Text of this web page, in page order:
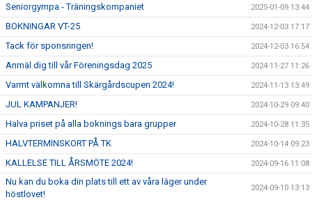
Seniorgympa - Träningskompaniet 2025-01-09 13:44
BOKNINGAR VT-25 2024-12-03 17:17
Tack för sponsringen! 2024-12-03 16:54
Anmäl dig till vår Föreningsdag 2025 2024-11-27 11:26
Varmt välkomna till Skärgårdscupen 2024! 2024-11-13 13:49
JUL KAMPANJER! 2024-10-29 09:40
Halva priset på alla boknings bara grupper 2024-10-28 11:35
HALVTERMINSKORT PÅ TK 2024-10-14 09:23
KALLELSE TILL ÅRSMÖTE 2024! 2024-09-16 11:08
Nu kan du boka din plats till ett av våra läger under
höstlovet!
2024-09-10 13:13